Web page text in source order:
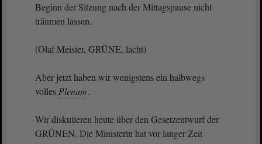
Beginn der Sitzung nach der Mittagspause nicht
träumen lassen.
(Olaf Meister, GRÜNE, lacht)
Aber jetzt haben wir wenigstens ein halbwegs
volles Plenum.
Wir diskutieren heute über den Gesetzentwurf der
GRÜNEN. Die Ministerin hat vor langer Zeit